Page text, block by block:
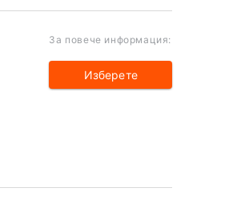
За повече информация:
Изберете